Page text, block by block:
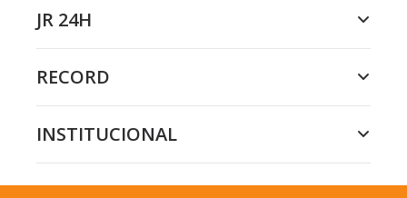
JR 24H
RECORD
INSTITUCIONAL